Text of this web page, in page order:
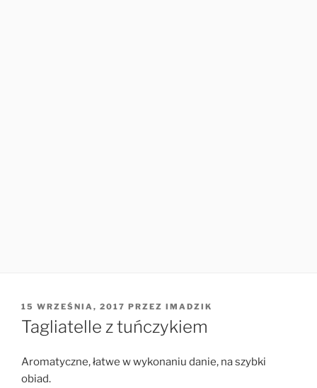
OPUBLIKOWANE
W
15 WRZEŚNIA, 2017 PRZEZ IMADZIK
Tagliatelle z tuńczykiem
Aromatyczne, łatwe w wykonaniu danie, na szybki
obiad.